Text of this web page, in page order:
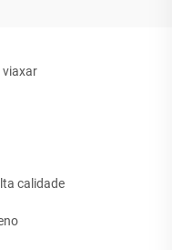
viaxar
calidade